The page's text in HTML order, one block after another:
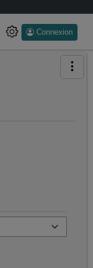
Connexion